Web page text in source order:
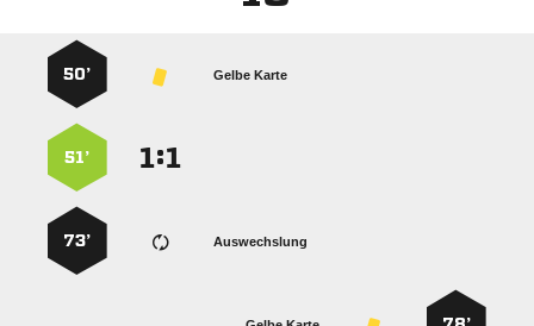
Gelbe Karte
50’
:
51’
Auswechslung
73’